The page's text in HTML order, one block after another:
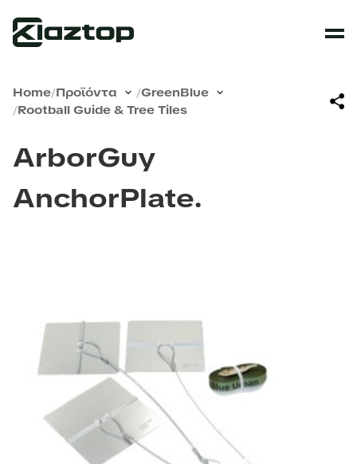
Home/Προϊόντα /GreenBlue
/Rootball Guide & Tree Tiles
ArborGuy
AnchorPlate